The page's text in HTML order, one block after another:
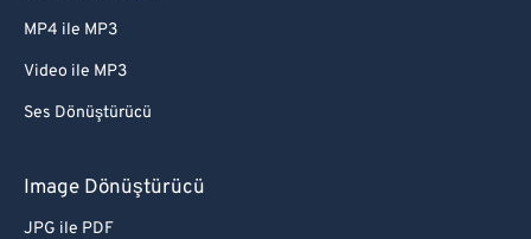
MP4 ile MP3
Video ile MP3
Ses Dönüştürücü
Image Dönüştürücü
JPG ile PDF